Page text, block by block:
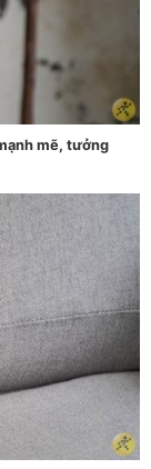
mẽ, tưởng